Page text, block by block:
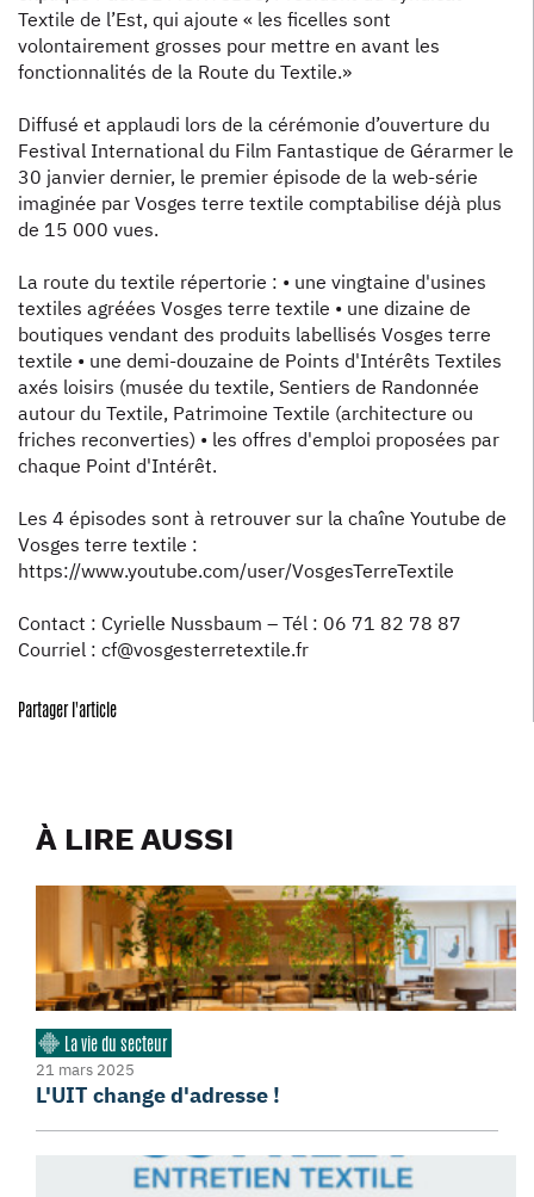
Textile de l’Est, qui ajoute « les ficelles sont
volontairement grosses pour mettre en avant les
fonctionnalités de la Route du Textile.»
Diffusé et applaudi lors de la cérémonie d’ouverture du
Festival International du Film Fantastique de Gérarmer le
30 janvier dernier, le premier épisode de la web-série
imaginée par Vosges terre textile comptabilise déjà plus
de 15 000 vues.
La route du textile répertorie : • une vingtaine d'usines
textiles agréées Vosges terre textile • une dizaine de
boutiques vendant des produits labellisés Vosges terre
textile • une demi-douzaine de Points d'Intérêts Textiles
axés loisirs (musée du textile, Sentiers de Randonnée
autour du Textile, Patrimoine Textile (architecture ou
friches reconverties) • les offres d'emploi proposées par
chaque Point d'Intérêt.
Les 4 épisodes sont à retrouver sur la chaîne Youtube de
Vosges terre textile :
https://www.youtube.com/user/VosgesTerreTextile
Contact : Cyrielle Nussbaum – Tél : 06 71 82 78 87
Courriel : cf@vosgesterretextile.fr
Partager l'article
À LIRE AUSSI
La vie du secteur
21 mars 2025
L'UIT change d'adresse !